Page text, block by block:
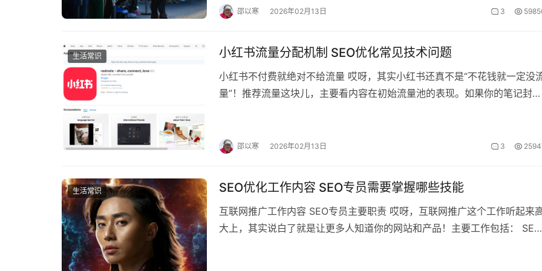
邵以寒 2026年02月13日 3
生活常识 小红书流量分配机制 SEO优化常见技术问题
小红书不付费就绝对不给流量 哎呀，其实小红书还真不是“不花钱就一定没
量”！推荐流量这块儿，主要看内容在初始流量池的表现。如果你的笔记封面
邵以寒 2026年02月13日 3
生活常识 SEO优化工作内容 SEO专员需要掌握哪些技能
互联网推广工作内容 SEO专员主要职责 哎呀，互联网推广这个工作听起来
大上，其实说白了就是让更多人知道你的网站和产品！主要工作包括： SEO